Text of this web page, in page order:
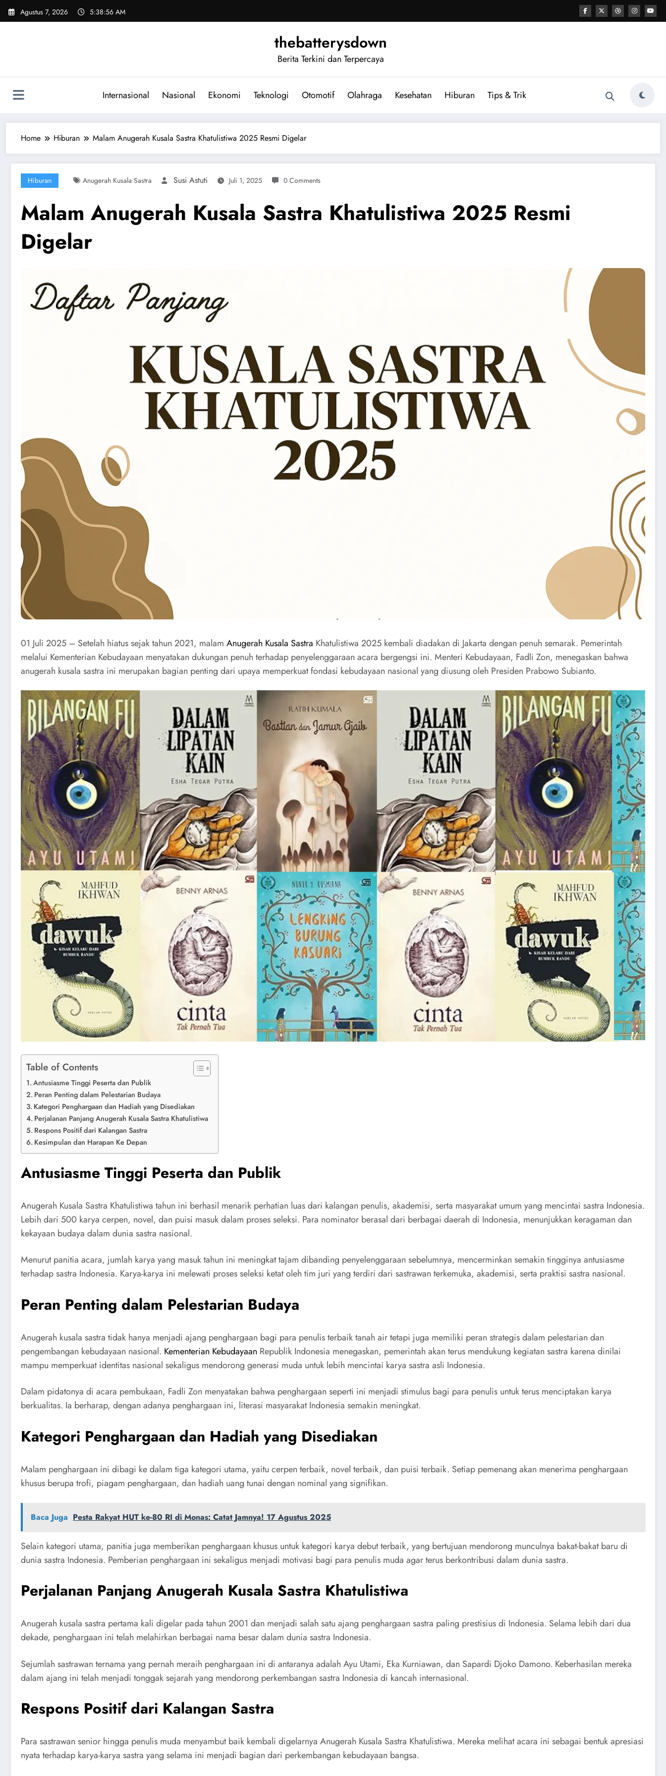
Skip
Agustus 7, 2026 5:38:57 AM
thebatterysdown
Berita Terkini dan Terpercaya
Internasional Nasional Ekonomi Teknologi Otomotif Olahraga Kesehatan Hiburan Tips & Trik
Home Hiburan Malam Anugerah Kusala Sastra Khatulistiwa 2025 Resmi Digelar
Hiburan Anugerah Kusala Sastra Susi Astuti Juli 1, 2025 0 Comments
Malam Anugerah Kusala Sastra Khatulistiwa 2025 Resmi
Digelar
01 Juli 2025 – Setelah hiatus sejak tahun 2021, malam Anugerah Kusala Sastra Khatulistiwa 2025 kembali diadakan di Jakarta dengan penuh semarak. Pemerintah
melalui Kementerian Kebudayaan menyatakan dukungan penuh terhadap penyelenggaraan acara bergengsi ini. Menteri Kebudayaan, Fadli Zon, menegaskan bahwa
anugerah kusala sastra ini merupakan bagian penting dari upaya memperkuat fondasi kebudayaan nasional yang diusung oleh Presiden Prabowo Subianto.
Table of Contents
Antusiasme Tinggi Peserta dan Publik
Peran Penting dalam Pelestarian Budaya
Kategori Penghargaan dan Hadiah yang Disediakan
Perjalanan Panjang Anugerah Kusala Sastra Khatulistiwa
Respons Positif dari Kalangan Sastra
Kesimpulan dan Harapan Ke Depan
Antusiasme Tinggi Peserta dan Publik
Anugerah Kusala Sastra Khatulistiwa tahun ini berhasil menarik perhatian luas dari kalangan penulis, akademisi, serta masyarakat umum yang mencintai sastra Indonesia.
Lebih dari 500 karya cerpen, novel, dan puisi masuk dalam proses seleksi. Para nominator berasal dari berbagai daerah di Indonesia, menunjukkan keragaman dan
kekayaan budaya dalam dunia sastra nasional.
Menurut panitia acara, jumlah karya yang masuk tahun ini meningkat tajam dibanding penyelenggaraan sebelumnya, mencerminkan semakin tingginya antusiasme
terhadap sastra Indonesia. Karya-karya ini melewati proses seleksi ketat oleh tim juri yang terdiri dari sastrawan terkemuka, akademisi, serta praktisi sastra nasional.
Peran Penting dalam Pelestarian Budaya
Anugerah kusala sastra tidak hanya menjadi ajang penghargaan bagi para penulis terbaik tanah air tetapi juga memiliki peran strategis dalam pelestarian dan
pengembangan kebudayaan nasional. Kementerian Kebudayaan Republik Indonesia menegaskan, pemerintah akan terus mendukung kegiatan sastra karena dinilai
mampu memperkuat identitas nasional sekaligus mendorong generasi muda untuk lebih mencintai karya sastra asli Indonesia.
Dalam pidatonya di acara pembukaan, Fadli Zon menyatakan bahwa penghargaan seperti ini menjadi stimulus bagi para penulis untuk terus menciptakan karya
berkualitas. Ia berharap, dengan adanya penghargaan ini, literasi masyarakat Indonesia semakin meningkat.
Kategori Penghargaan dan Hadiah yang Disediakan
Malam penghargaan ini dibagi ke dalam tiga kategori utama, yaitu cerpen terbaik, novel terbaik, dan puisi terbaik. Setiap pemenang akan menerima penghargaan
khusus berupa trofi, piagam penghargaan, dan hadiah uang tunai dengan nominal yang signifikan.
Baca Juga Pesta Rakyat HUT ke-80 RI di Monas: Catat Jamnya! 17 Agustus 2025
Selain kategori utama, panitia juga memberikan penghargaan khusus untuk kategori karya debut terbaik, yang bertujuan mendorong munculnya bakat-bakat baru di
dunia sastra Indonesia. Pemberian penghargaan ini sekaligus menjadi motivasi bagi para penulis muda agar terus berkontribusi dalam dunia sastra.
Perjalanan Panjang Anugerah Kusala Sastra Khatulistiwa
Anugerah kusala sastra pertama kali digelar pada tahun 2001 dan menjadi salah satu ajang penghargaan sastra paling prestisius di Indonesia. Selama lebih dari dua
dekade, penghargaan ini telah melahirkan berbagai nama besar dalam dunia sastra Indonesia.
Sejumlah sastrawan ternama yang pernah meraih penghargaan ini di antaranya adalah Ayu Utami, Eka Kurniawan, dan Sapardi Djoko Damono. Keberhasilan mereka
dalam ajang ini telah menjadi tonggak sejarah yang mendorong perkembangan sastra Indonesia di kancah internasional.
Respons Positif dari Kalangan Sastra
Para sastrawan senior hingga penulis muda menyambut baik kembali digelarnya Anugerah Kusala Sastra Khatulistiwa. Mereka melihat acara ini sebagai bentuk apresiasi
nyata terhadap karya-karya sastra yang selama ini menjadi bagian dari perkembangan kebudayaan bangsa.